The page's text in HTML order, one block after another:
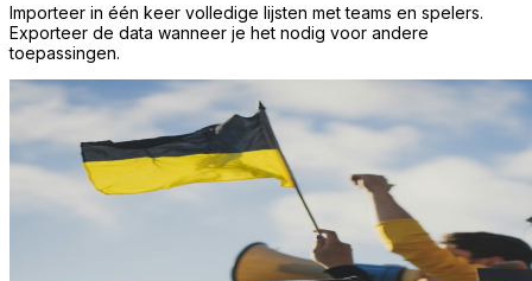
Importeer in één keer volledige lijsten met teams en spelers.
Exporteer de data wanneer je het nodig voor andere
toepassingen.